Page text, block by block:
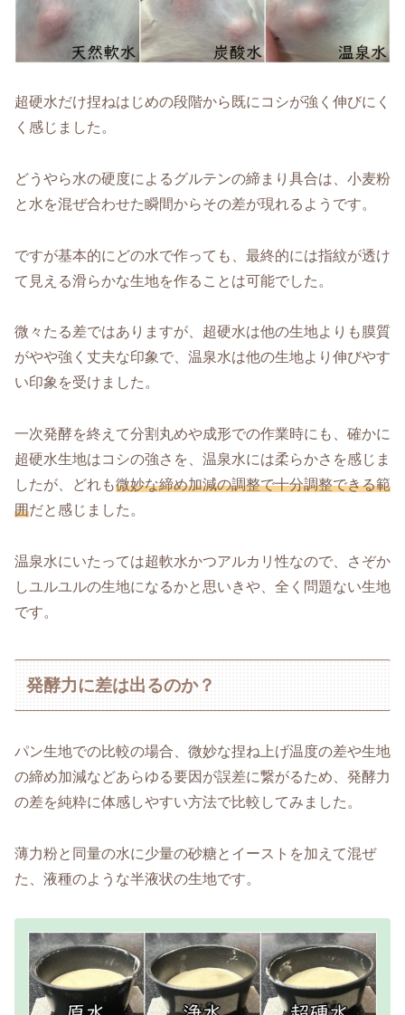
超硬水だけ捏ねはじめの段階から既にコシが強く伸びにく
く感じました。
どうやら水の硬度によるグルテンの締まり具合は、小麦粉
と水を混ぜ合わせた瞬間からその差が現れるようです。
ですが基本的にどの水で作っても、最終的には指紋が透け
て見える滑らかな生地を作ることは可能でした。
微々たる差ではありますが、超硬水は他の生地よりも膜質
がやや強く丈夫な印象で、温泉水は他の生地より伸びやす
い印象を受けました。
一次発酵を終えて分割丸めや成形での作業時にも、確かに
超硬水生地はコシの強さを、温泉水には柔らかさを感じま
したが、どれも微妙な締め加減の調整で十分調整できる範
囲だと感じました。
温泉水にいたっては超軟水かつアルカリ性なので、さぞか
しユルユルの生地になるかと思いきや、全く問題ない生地
です。
発酵力に差は出るのか？
パン生地での比較の場合、微妙な捏ね上げ温度の差や生地
の締め加減などあらゆる要因が誤差に繋がるため、発酵力
の差を純粋に体感しやすい方法で比較してみました。
薄力粉と同量の水に少量の砂糖とイーストを加えて混ぜ
た、液種のような半液状の生地です。